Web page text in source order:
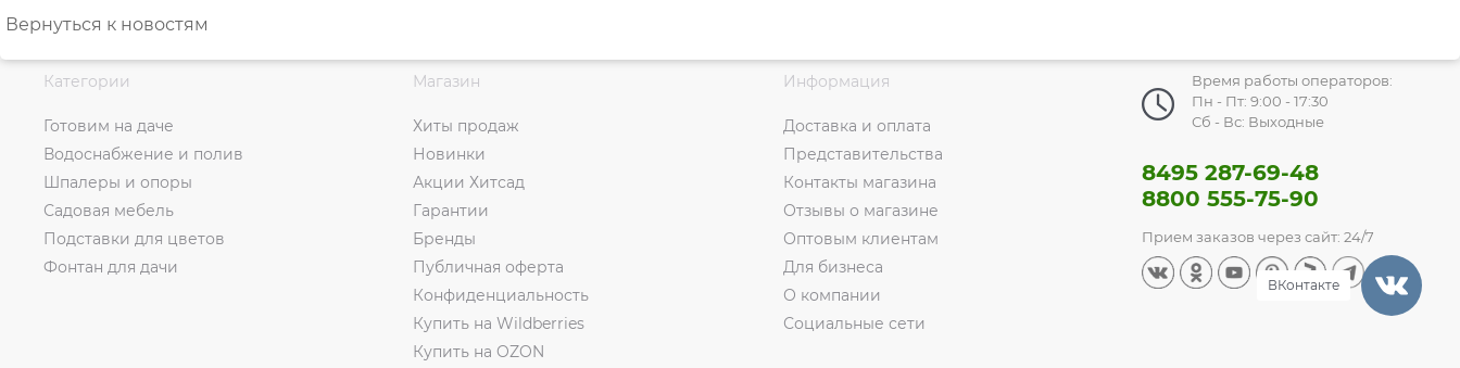
Вернуться к новостям
Категории
Готовим на даче
Водоснабжение и полив
Шпалеры и опоры
Садовая мебель
Подставки для цветов
Фонтан для дачи
Магазин
Хиты продаж
Новинки
Акции Хитсад
Гарантии
Бренды
Публичная оферта
Конфиденциальность
Купить на Wildberries
Купить на OZON
Информация
Доставка и оплата
Представительства
Контакты магазина
Отзывы о магазине
Оптовым клиентам
Для бизнеса
О компании
Социальные сети
Время работы операторов:
Пн - Пт: 9:00 - 17:30
Сб - Вс: Выходные
8495 287-69-48
8800 555-75-90
Прием заказов через сайт: 24/7
ВКонтакте